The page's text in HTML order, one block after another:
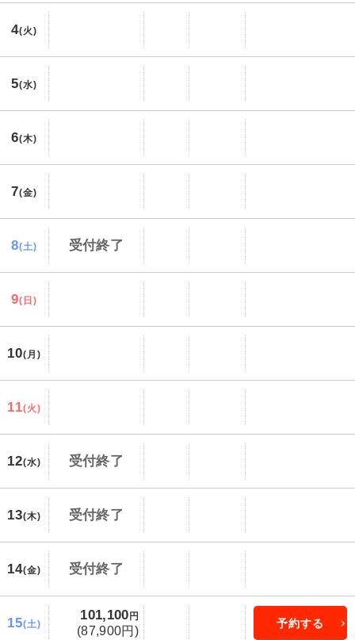
4(火)
5(水)
6(木)
7(金)
8(土) 受付終了
9(日)
10(月)
11(火)
12(水) 受付終了
13(木) 受付終了
14(金) 受付終了
15(土)
101,100 円
(87,900円)
予約する